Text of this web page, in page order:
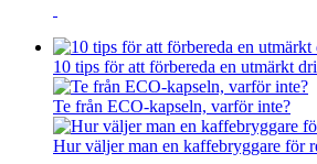
10 tips för att förbereda en utmärkt
Te från ECO-kapseln, varför inte?
Hur väljer man en kaffebryggare för